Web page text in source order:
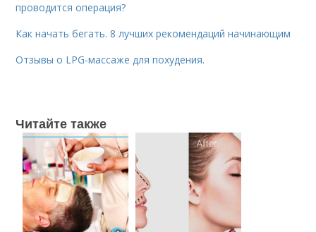
проводится операция?
Как начать бегать. 8 лучших рекомендаций начинающим
Отзывы о LPG-массаже для похудения.
Читайте также